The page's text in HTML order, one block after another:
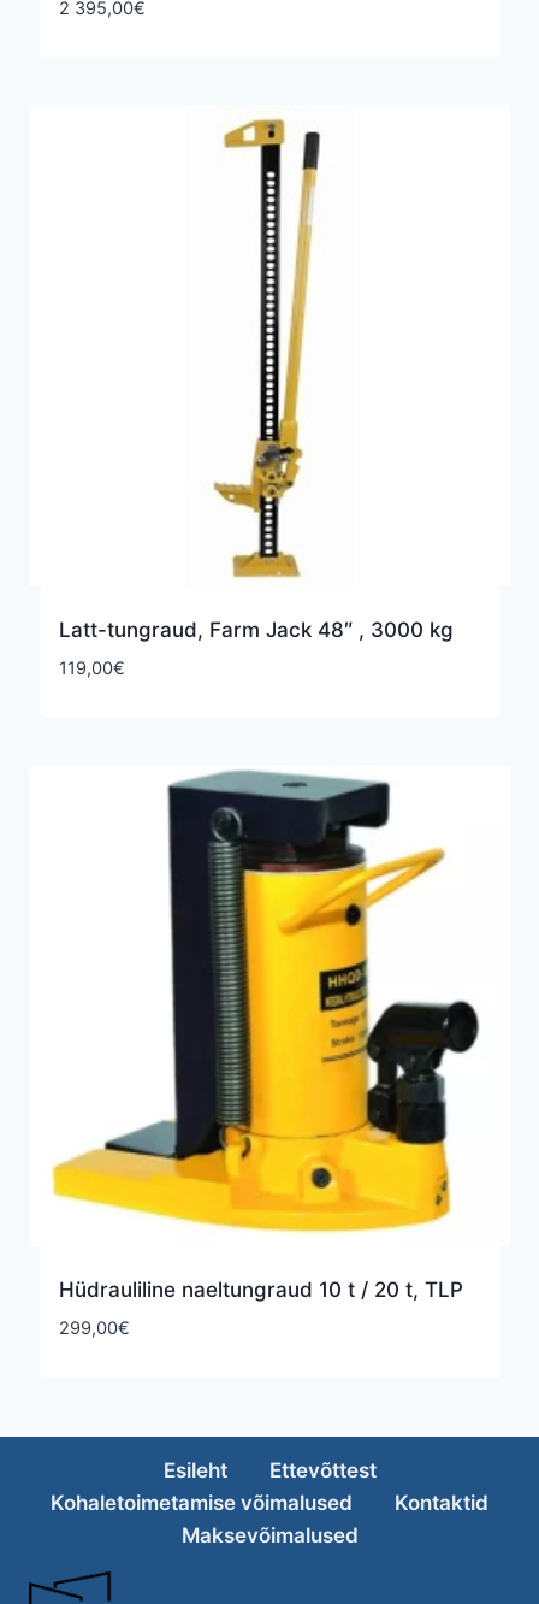
2 395,00€
Latt-tungraud, Farm Jack 48″ , 3000 kg
119,00€
Hüdrauliline naeltungraud 10 t / 20 t, TLP
299,00€
Esileht
Ettevõttest
Kohaletoimetamise võimalused
Kontaktid
Maksevõimalused